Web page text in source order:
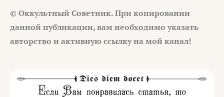
© Оккультный Советник. При копировании
данной публикации, вам необходимо указать
авторство и активную ссылку на мой канал!